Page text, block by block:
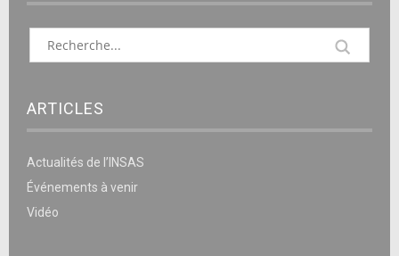
ARTICLES
Actualités de l’INSAS
Événements à venir
Vidéo